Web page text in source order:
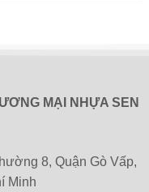
MẠI NHỰA SEN
8, Quận Gò Vấp,
Minh